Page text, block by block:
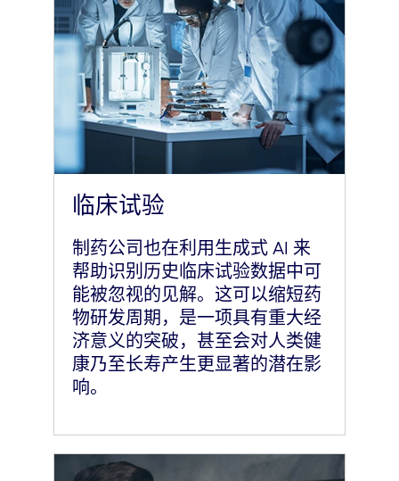
临床试验
制药公司也在利用生成式 AI 来
帮助识别历史临床试验数据中可
能被忽视的见解。这可以缩短药
物研发周期，是一项具有重大经
济意义的突破，甚至会对人类健
康乃至长寿产生更显著的潜在影
响。